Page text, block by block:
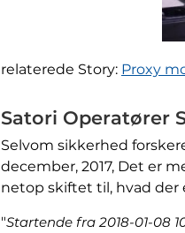
relaterede Story: Proxy
Satori Operatører
Selvom sikkerhed
december, 2017, Det er
netop skiftet til, hvad der
"Startende fra 2018-01-08